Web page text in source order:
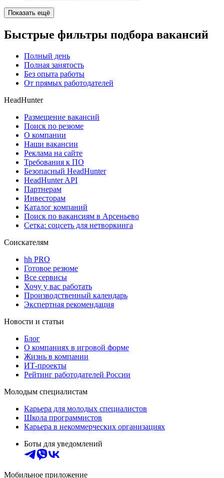
Показать ещё
Быстрые фильтры подбора вакансий
Полный день
Полная занятость
Без опыта работы
От прямых работодателей
HeadHunter
Размещение вакансий
Поиск по резюме
О компании
Наши вакансии
Реклама на сайте
Требования к ПО
Безопасный HeadHunter
HeadHunter API
Партнерам
Инвесторам
Каталог компаний
Поиск по вакансиям в Арсеньево
Сетка: соцсеть для нетворкинга
Соискателям
hh PRO
Готовое резюме
Все сервисы
Хочу у вас работать
Производственный календарь
Экспертная рекомендация
Новости и статьи
Блог
О компаниях в игровой форме
Жизнь в компании
ИТ-проекты
Рейтинг работодателей России
Молодым специалистам
Карьера для молодых специалистов
Школа программистов
Карьера в некоммерческих организациях
Боты для уведомлений
Мобильное приложение